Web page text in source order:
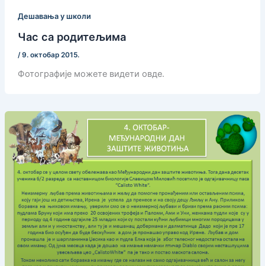
Дешавања у школи
Час са родитељима
/9. октобар 2015.
Фотографије можете видети овде.